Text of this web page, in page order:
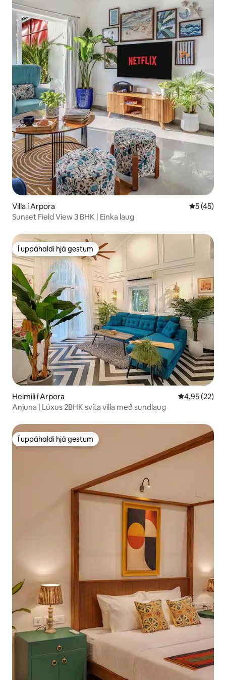
Villa í Arpora 5 af 5 í
5 (45)
Sunset Field View 3 BHK | Einka laug
Í uppáhaldi hjá gestum
Í uppáhaldi hjá gestum
Heimili í Arpora 4,95 af 5 í
4,95 (22)
Anjuna | Lúxus 2BHK svíta villa með sundlaug
Í uppáhaldi hjá gestum
Í uppáhaldi hjá gestum